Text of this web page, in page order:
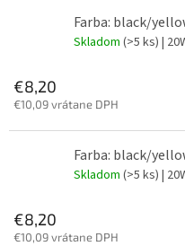
Farba: black/
Skladom (>5 ks) |
€8,20
€10,09 vrátane DPH
Farba: black/
Skladom (>5 ks) |
€8,20
€10,09 vrátane DPH